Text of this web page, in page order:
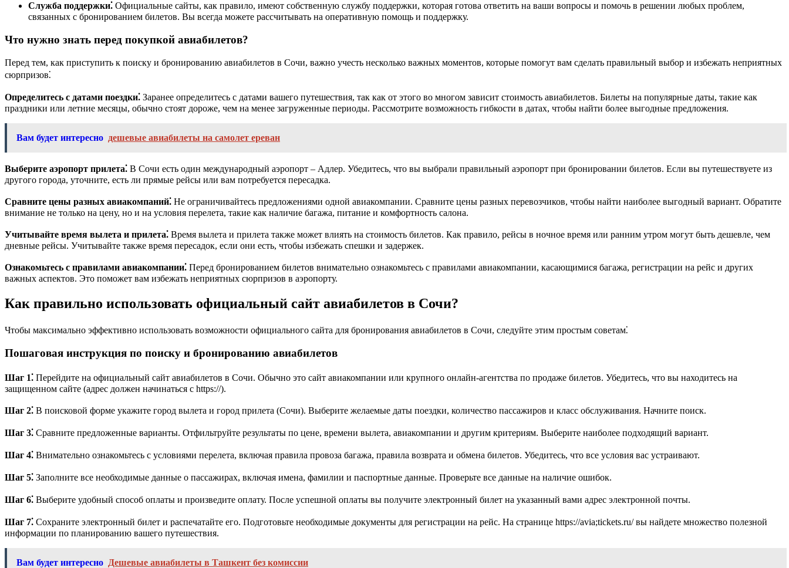
Служба поддержки⁚ Официальные сайты, как правило, имеют собственную службу поддержки, которая готова ответить на ваши вопросы и помочь в решении любых проблем,
связанных с бронированием билетов. Вы всегда можете рассчитывать на оперативную помощь и поддержку.
Что нужно знать перед покупкой авиабилетов?
Перед тем, как приступить к поиску и бронированию авиабилетов в Сочи, важно учесть несколько важных моментов, которые помогут вам сделать правильный выбор и избежать неприятных
сюрпризов⁚
Определитесь с датами поездки⁚ Заранее определитесь с датами вашего путешествия, так как от этого во многом зависит стоимость авиабилетов. Билеты на популярные даты, такие как
праздники или летние месяцы, обычно стоят дороже, чем на менее загруженные периоды. Рассмотрите возможность гибкости в датах, чтобы найти более выгодные предложения.
Вам будет интересно дешевые авиабилеты на самолет ереван
Выберите аэропорт прилета⁚ В Сочи есть один международный аэропорт – Адлер. Убедитесь, что вы выбрали правильный аэропорт при бронировании билетов. Если вы путешествуете из
другого города, уточните, есть ли прямые рейсы или вам потребуется пересадка.
Сравните цены разных авиакомпаний⁚ Не ограничивайтесь предложениями одной авиакомпании. Сравните цены разных перевозчиков, чтобы найти наиболее выгодный вариант. Обратите
внимание не только на цену, но и на условия перелета, такие как наличие багажа, питание и комфортность салона.
Учитывайте время вылета и прилета⁚ Время вылета и прилета также может влиять на стоимость билетов. Как правило, рейсы в ночное время или ранним утром могут быть дешевле, чем
дневные рейсы. Учитывайте также время пересадок, если они есть, чтобы избежать спешки и задержек.
Ознакомьтесь с правилами авиакомпании⁚ Перед бронированием билетов внимательно ознакомьтесь с правилами авиакомпании, касающимися багажа, регистрации на рейс и других
важных аспектов. Это поможет вам избежать неприятных сюрпризов в аэропорту.
Как правильно использовать официальный сайт авиабилетов в Сочи?
Чтобы максимально эффективно использовать возможности официального сайта для бронирования авиабилетов в Сочи, следуйте этим простым советам⁚
Пошаговая инструкция по поиску и бронированию авиабилетов
Шаг 1⁚ Перейдите на официальный сайт авиабилетов в Сочи. Обычно это сайт авиакомпании или крупного онлайн-агентства по продаже билетов. Убедитесь, что вы находитесь на
защищенном сайте (адрес должен начинаться с https://).
Шаг 2⁚ В поисковой форме укажите город вылета и город прилета (Сочи). Выберите желаемые даты поездки, количество пассажиров и класс обслуживания. Начните поиск.
Шаг 3⁚ Сравните предложенные варианты. Отфильтруйте результаты по цене, времени вылета, авиакомпании и другим критериям. Выберите наиболее подходящий вариант.
Шаг 4⁚ Внимательно ознакомьтесь с условиями перелета, включая правила провоза багажа, правила возврата и обмена билетов. Убедитесь, что все условия вас устраивают.
Шаг 5⁚ Заполните все необходимые данные о пассажирах, включая имена, фамилии и паспортные данные. Проверьте все данные на наличие ошибок.
Шаг 6⁚ Выберите удобный способ оплаты и произведите оплату. После успешной оплаты вы получите электронный билет на указанный вами адрес электронной почты.
Шаг 7⁚ Сохраните электронный билет и распечатайте его. Подготовьте необходимые документы для регистрации на рейс. На странице https://avia;tickets.ru/ вы найдете множество полезной
информации по планированию вашего путешествия.
Вам будет интересно Дешевые авиабилеты в Ташкент без комиссии